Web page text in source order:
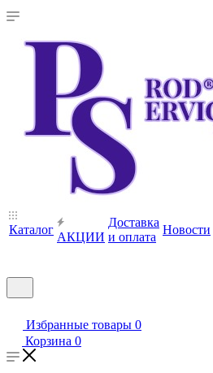
Каталог
АКЦИИ
Доставка
и оплата
Новости
Избранные товары 0
Корзина 0